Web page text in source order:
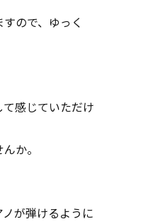
ので、ゆっく
感じていただけ
か。
が弾けるように